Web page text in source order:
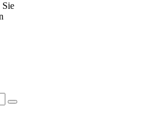
Sie